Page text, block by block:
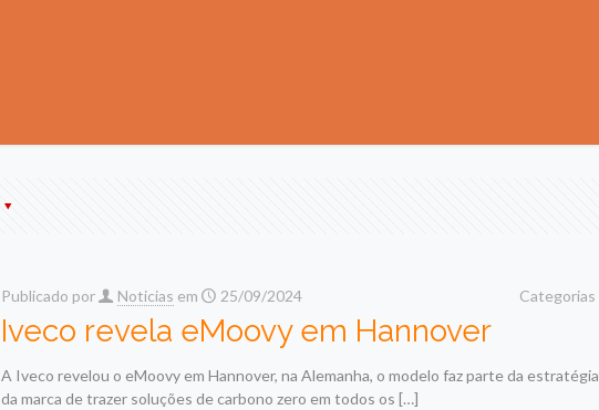
Publicado por Noticias em 25/09/2024 Categorias
Iveco revela eMoovy em Hannover
A Iveco revelou o eMoovy em Hannover, na Alemanha, o modelo faz parte da estratégia
da marca de trazer soluções de carbono zero em todos os […]